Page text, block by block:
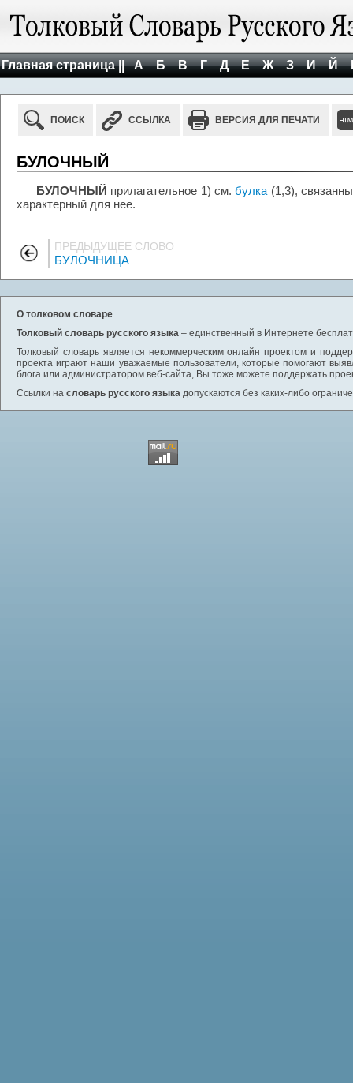
Главная страница || А Б В Г Д Е Ж З И Й
ПОИСК ССЫЛКА ВЕРСИЯ ДЛЯ ПЕЧАТИ
БУЛОЧНЫЙ
БУЛОЧНЫЙ прилагательное 1) см.булка (1,3),
характерный для нее.
ПРЕДЫДУЩЕЕ СЛОВО
БУЛОЧНИЦА
О толковом словаре
Толковый словарь русского языка – единственный в Интернете
Толковый словарь является некоммерческим онлайн проектом и
проекта играют наши уважаемые пользователи, которые помогают
блога или администратором веб-сайта, Вы тоже можете поддержать
Ссылки на словарь русского языка допускаются без каких-либо